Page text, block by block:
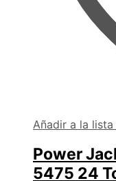
Añadir a la
Power
5475 24